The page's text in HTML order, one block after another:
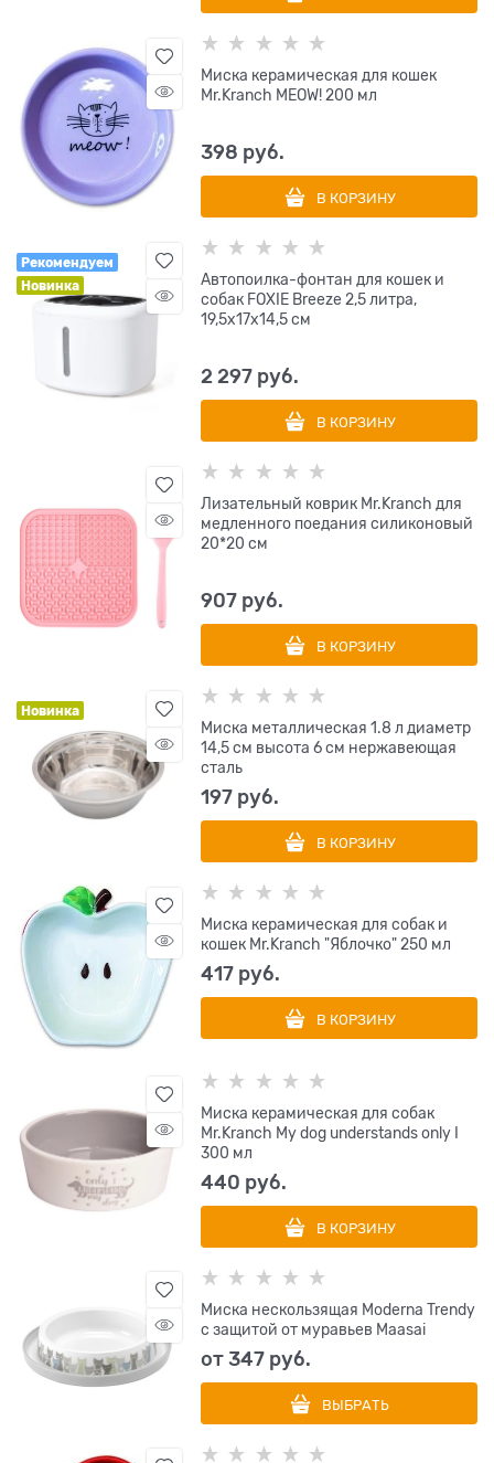
Миска керамическая для кошек
Mr.Kranch MEOW! 200 мл
398 руб.
В КОРЗИНУ
Рекомендуем
Новинка
Автопоилка-фонтан для кошек и
собак FOXIE Breeze 2,5 литра,
19,5х17х14,5 см
2 297 руб.
В КОРЗИНУ
Лизательный коврик Mr.Kranch для
медленного поедания силиконовый
20*20 см
907 руб.
В КОРЗИНУ
Новинка
Миска металлическая 1.8 л диаметр
14,5 см высота 6 см нержавеющая
сталь
197 руб.
В КОРЗИНУ
Миска керамическая для собак и
кошек Mr.Kranch "Яблочко" 250 мл
417 руб.
В КОРЗИНУ
Миска керамическая для собак
Mr.Kranch My dog understands only I
300 мл
440 руб.
В КОРЗИНУ
Миска нескользящая Moderna Trendy
с защитой от муравьев Maasai
от347 руб.
ВЫБРАТЬ